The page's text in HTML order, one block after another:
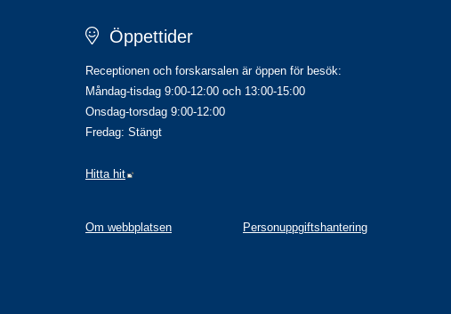
Öppettider
Receptionen och forskarsalen är öppen för besök:
Måndag-tisdag 9:00-12:00 och 13:00-15:00
Onsdag-torsdag 9:00-12:00
Fredag: Stängt
Hitta hit
Om webbplatsen Personuppgiftshantering